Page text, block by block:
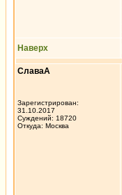
Наверх
СлаваА
Зарегистрирован:
31.10.2017
Суждений: 18720
Откуда: Москва